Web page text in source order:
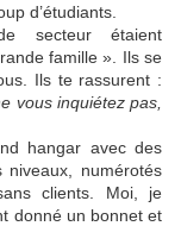
d’étudiants.
secteur étaient
famille ». Ils se
Ils te rassurent :
vous inquiétez pas,
hangar avec des
niveaux, numérotés
clients. Moi, je
donné un bonnet et